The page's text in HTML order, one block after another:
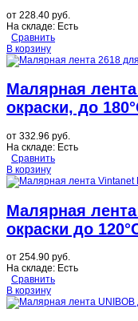
от 228.40 руб.
На складе: Есть
Сравнить
В корзину
Малярная
окраски, до
от 332.96 руб.
На складе: Есть
Сравнить
В корзину
Малярная
окраски до
от 254.90 руб.
На складе: Есть
Сравнить
В корзину